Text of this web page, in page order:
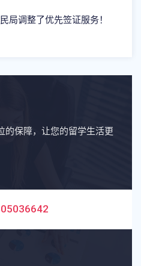
局调整了优先签证服务！
的保障，让您的留学生活更